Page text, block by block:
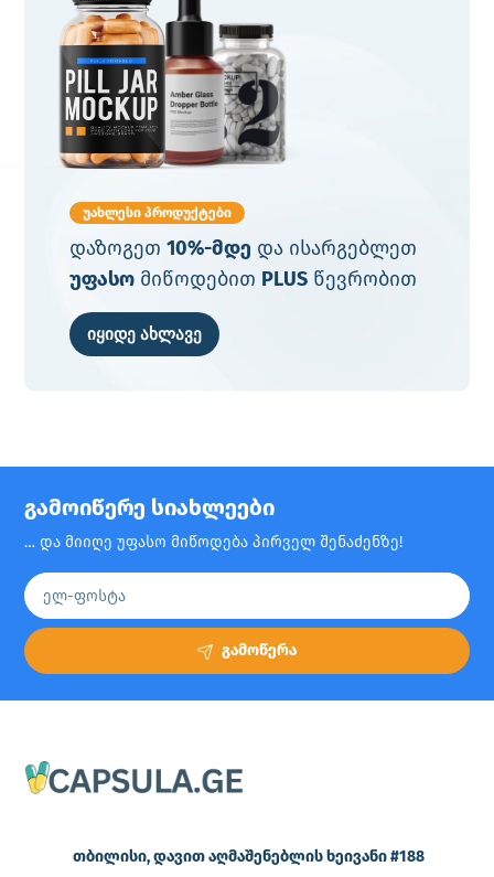
უახლესი პროდუქტები
დაზოგეთ 10%-მდე და ისარგებლეთ
უფასომიწოდებით PLUSწევრობით
იყიდე ახლავე
გამოიწერე სიახლეები
… და მიიღე უფასო მიწოდება პირველ შენაძენზე!
გამოწერა
თბილისი, დავით აღმაშენებლის ხეივანი #188